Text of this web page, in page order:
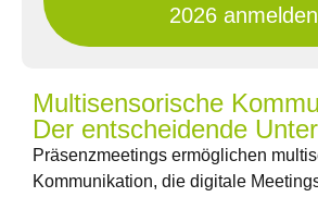
2026 anmelden
Multisensorische
Der entscheidende
Präsenzmeetings ermöglichen
Kommunikation, die digitale